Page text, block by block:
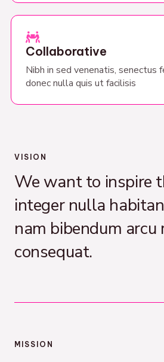
Collaborative
Nibh in sed venenatis, senectus
donec nulla quis ut facilisis
VISION
We want to inspire
integer nulla
nam bibendum arcu
consequat.
MISSION